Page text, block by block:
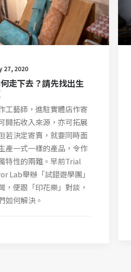
27, 2020
走下去？請先找出生
工藝師，進駐實體店作寄
開拓收入來源，亦可拓展
若決定寄賣，就要同時面
產一式一樣的產品，令作
特性的兩難。早前Trial
Lab舉辦「試錯遊學團」
，便跟「印花樂」對談，
如何解決。